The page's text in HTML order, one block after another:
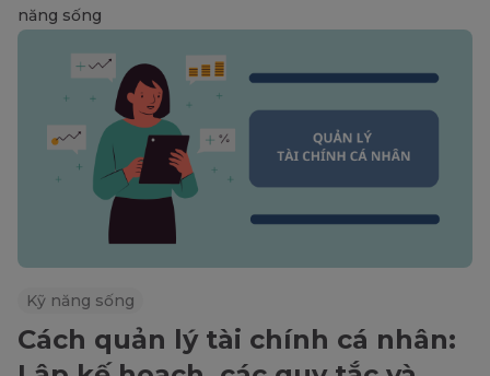
năng sống
Kỹ năng sống
Cách quản lý tài chính cá nhân: